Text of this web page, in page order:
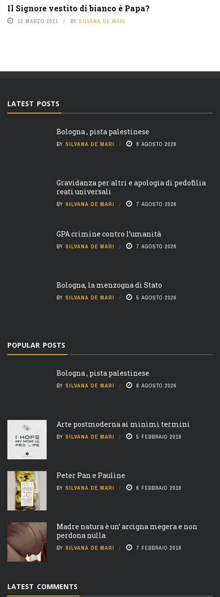
Il Signore vestito di bianco è Papa?
12 MARZO 2021 BY SILVANA DE MARI
LATEST POSTS
Bologna , pista palestinese
BY SILVANA DE MARI 8 AGOSTO 2026
Gravidanza per altri e apologia di pedofilia
reati universali
BY SILVANA DE MARI 7 AGOSTO 2026
GPA crimine contro l’umanità
BY SILVANA DE MARI 7 AGOSTO 2026
Bologna, la menzogna di Stato
BY SILVANA DE MARI 5 AGOSTO 2026
POPULAR POSTS
Bologna , pista palestinese
BY SILVANA DE MARI 8 AGOSTO 2026
Arte postmoderna ai minimi termini
BY SILVANA DE MARI 5 FEBBRAIO 2018
Peter Pan e Pauline
BY SILVANA DE MARI 6 FEBBRAIO 2018
Madre natura è un’ arcigna megera e non
perdona nulla
BY SILVANA DE MARI 7 FEBBRAIO 2018
LATEST COMMENTS